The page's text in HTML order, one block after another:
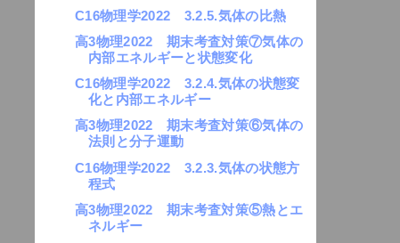
C16物理学2022 3.2.5.気体の比熱
高3物理2022 期末考査対策⑦気体の
内部エネルギーと状態変化
C16物理学2022 3.2.4.気体の状態変
化と内部エネルギー
高3物理2022 期末考査対策⑥気体の
法則と分子運動
C16物理学2022 3.2.3.気体の状態方
程式
高3物理2022 期末考査対策⑤熱とエ
ネルギー